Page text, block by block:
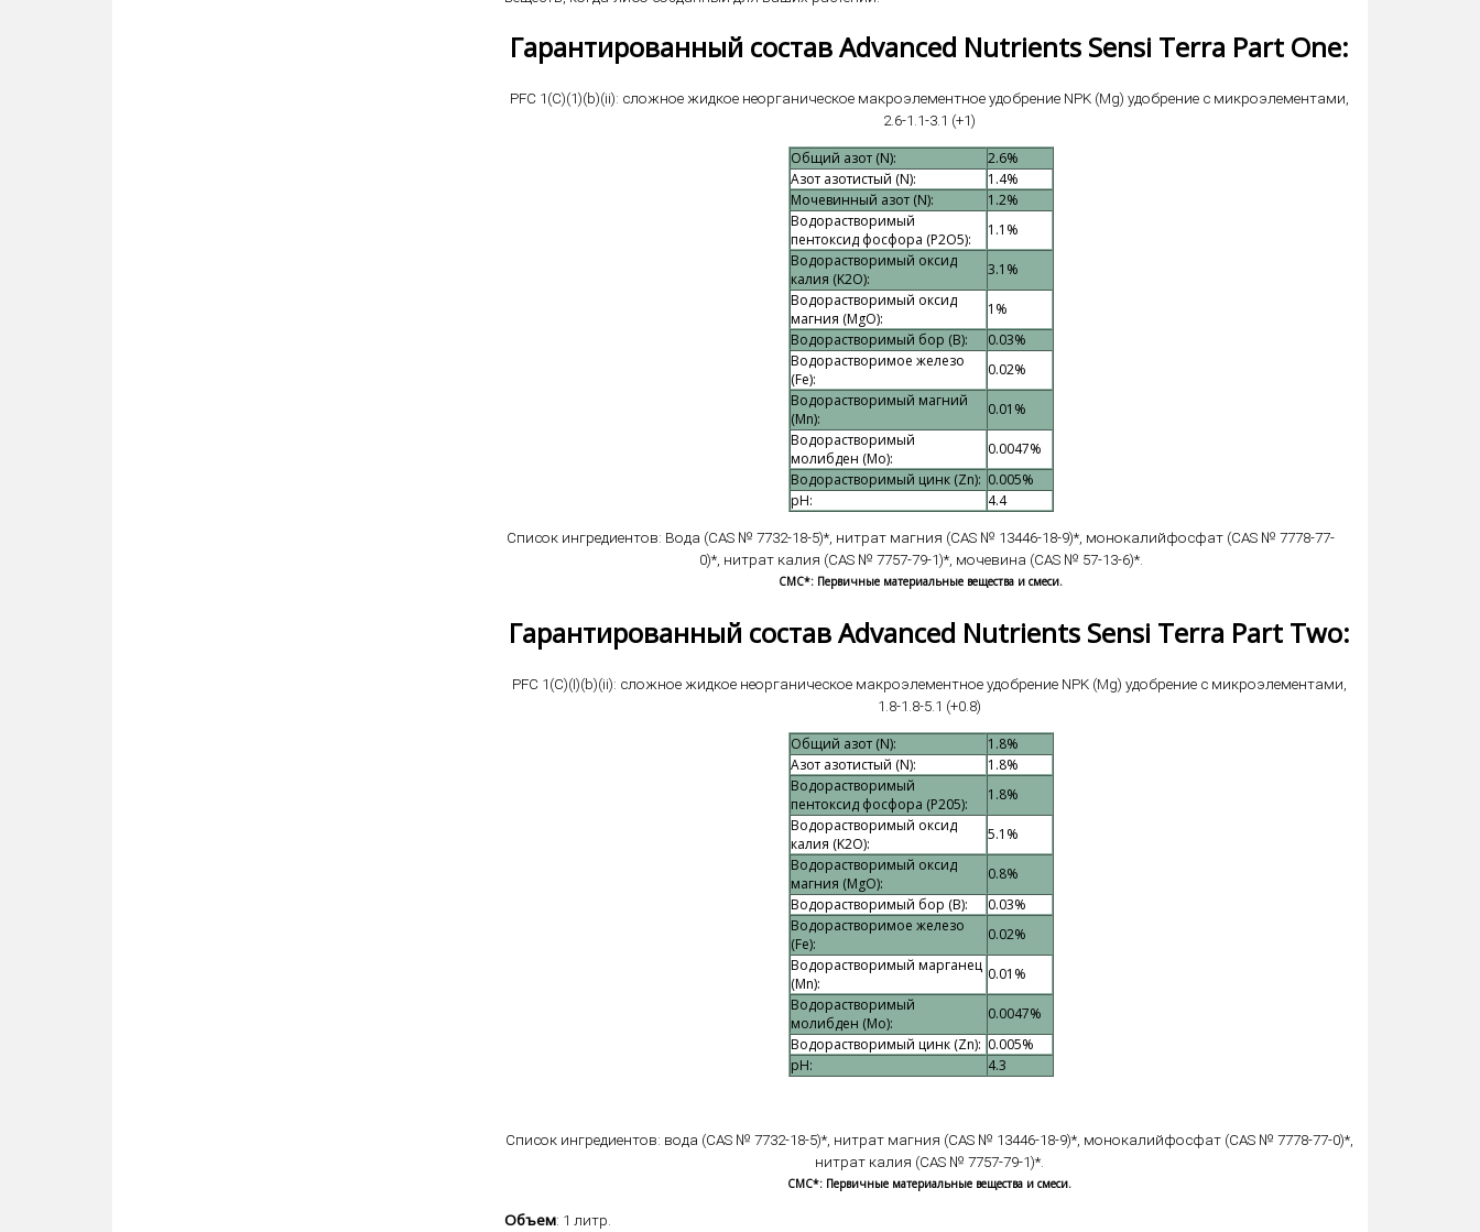
Гарантированный состав Advanced Nutrients Sensi Terra Part One:
PFC 1(C)(1)(b)(ii): сложное жидкое неорганическое макроэлементное удобрение NPK (Mg) удобрение с микроэлементами,
2.6-1.1-3.1 (+1)
Общий азот (N):
2.6%
Азот азотистый (N):
1.4%
Мочевинный азот (N):
1.2%
Водорастворимый
пентоксид фосфора (Р2О5):
1.1%
Водорастворимый оксид
калия (K2O):
3.1%
Водорастворимый оксид
магния (MgO):
1%
Водорастворимый бор (В):
0.03%
Водорастворимое железо
(Fe):
0.02%
Водорастворимый магний
(Mn):
0.01%
Водорастворимый
молибден (Mo):
0.0047%
Водорастворимый цинк (Zn): 0.005%
рН:
4.4
Список ингредиентов: Вода (CAS № 7732-18-5)*, нитрат магния (CAS № 13446-18-9)*, монокалийфосфат (CAS № 7778-77-
0)*, нитрат калия (CAS № 7757-79-1)*, мочевина (CAS № 57-13-6)*.
CMC*: Первичные материальные вещества и смеси.
Гарантированный состав Advanced Nutrients Sensi Terra Part Two:
PFC 1(C)(I)(b)(ii): сложное жидкое неорганическое макроэлементное удобрение NPK (Mg) удобрение с микроэлементами,
1.8-1.8-5.1 (+0.8)
Общий азот (N):
1.8%
Азот азотистый (N):
1.8%
Водорастворимый
пентоксид фосфора (P205):
1.8%
Водорастворимый оксид
калия (K2O):
5.1%
Водорастворимый оксид
магния (MgO):
0.8%
Водорастворимый бор (B):
0.03%
Водорастворимое железо
(Fe):
0.02%
Водорастворимый марганец
(Mn):
0.01%
Водорастворимый
молибден (Mo):
0.0047%
Водорастворимый цинк (Zn): 0.005%
рН:
4.3
Список ингредиентов: вода (CAS № 7732-18-5)*, нитрат магния (CAS № 13446-18-9)*, монокалийфосфат (CAS № 7778-77-0)*,
нитрат калия (CAS № 7757-79-1)*.
CMC*: Первичные материальные вещества и смеси.
Объем: 1 литр.